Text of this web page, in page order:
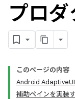
プロ
このページの内容
Android
補助ペインを実装